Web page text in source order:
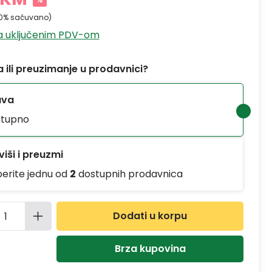
sačuvano)
uključenim PDV-om
ili preuzimanje u prodavnici?
i preuzmi
jednu od 2 dostupnih prodavnica
proizvoda: Unesite željenu
Dodati u korpu
Brza kupovina